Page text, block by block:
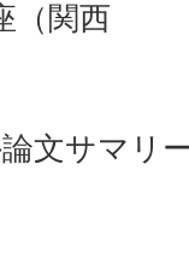
（関西
文サマリ